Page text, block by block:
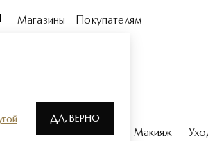
ДА, ВЕРНО
Магазины Покупателям
Парфюмерия Макияж